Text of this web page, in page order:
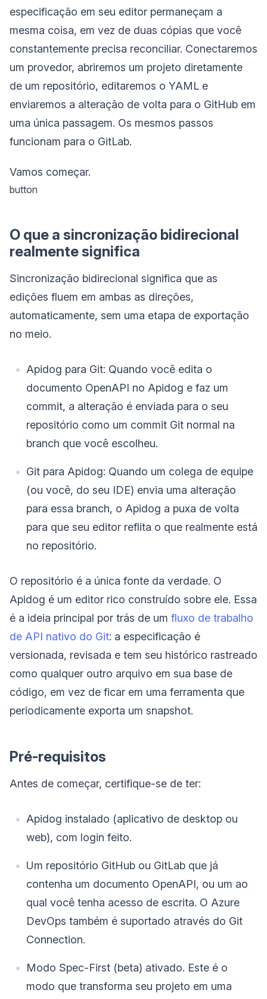
especificação em seu editor permaneçam a
mesma coisa, em vez de duas cópias que você
constantemente precisa reconciliar. Conectaremos
um provedor, abriremos um projeto diretamente
de um repositório, editaremos o YAML e
enviaremos a alteração de volta para o GitHub em
uma única passagem. Os mesmos passos
funcionam para o GitLab.
Vamos começar.
button
O que a sincronização bidirecional
realmente significa
Sincronização bidirecional significa que as
edições fluem em ambas as direções,
automaticamente, sem uma etapa de exportação
no meio.
Apidog para Git: Quando você edita o
documento OpenAPI no Apidog e faz um
commit, a alteração é enviada para o seu
repositório como um commit Git normal na
branch que você escolheu.
Git para Apidog: Quando um colega de equipe
(ou você, do seu IDE) envia uma alteração
para essa branch, o Apidog a puxa de volta
para que seu editor reflita o que realmente está
no repositório.
O repositório é a única fonte da verdade. O
Apidog é um editor rico construído sobre ele. Essa
é a ideia principal por trás de um fluxo de trabalho
de API nativo do Git: a especificação é
versionada, revisada e tem seu histórico rastreado
como qualquer outro arquivo em sua base de
código, em vez de ficar em uma ferramenta que
periodicamente exporta um snapshot.
Pré-requisitos
Antes de começar, certifique-se de ter:
Apidog instalado (aplicativo de desktop ou
web), com login feito.
Um repositório GitHub ou GitLab que já
contenha um documento OpenAPI, ou um ao
qual você tenha acesso de escrita. O Azure
DevOps também é suportado através do Git
Connection.
Modo Spec-First (beta) ativado. Este é o
modo que transforma seu projeto em uma